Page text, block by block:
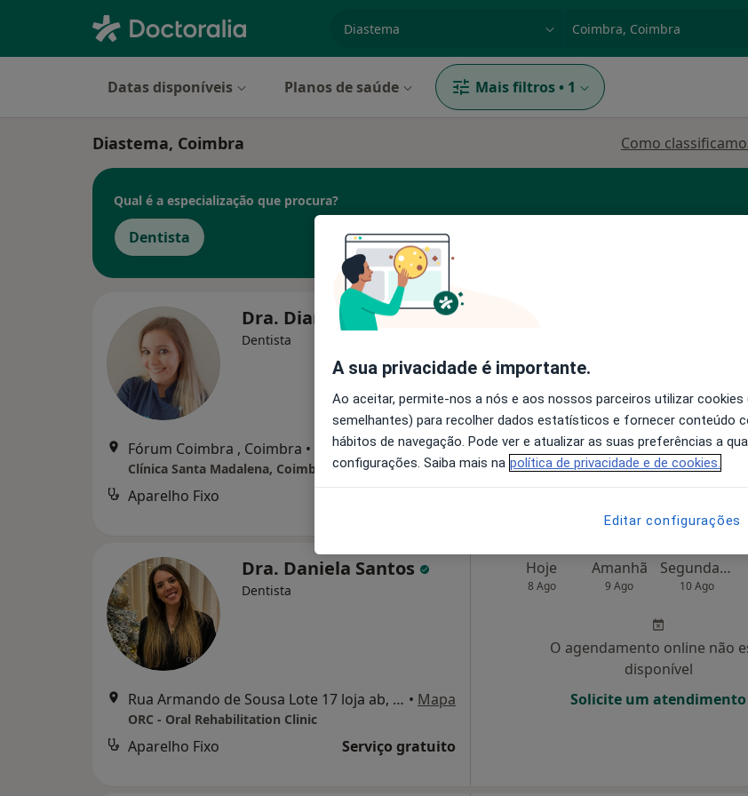
Datas disponíveis Planos de saúde Mais filtros • 1
Diastema, Coimbra Como
Qual é a especialização que procura?
Dentista
Dra. Diana Assunção
Dentista
Fórum Coimbra , Coimbra • Mapa
Clínica Santa Madalena, Coimbra
Aparelho Fixo
O agendamento online não
disponível
Solicite um atendimento
Dra. Daniela Santos
Dentista
Rua Armando de Sousa Lote 17 loja ab, Coimbra • Mapa
ORC - Oral Rehabilitation Clinic
Aparelho Fixo Serviço gratuito
Hoje
8 Ago
Amanhã
9 Ago
Segunda-feira
10 Ago
O agendamento online não
disponível
Solicite um atendimento
A sua privacidade é importante.
Ao aceitar, permite-nos a nós e aos nossos parceiros utilizar
semelhantes) para recolher dados estatísticos e fornecer conteúdo
hábitos de navegação. Pode ver e atualizar as suas preferências a
configurações. Saiba mais na política de privacidade e de cookies.
Editar configurações